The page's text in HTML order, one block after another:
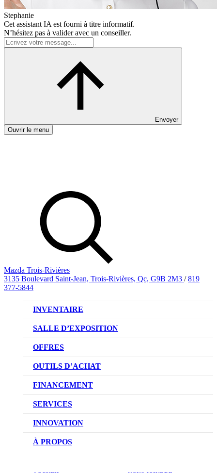
Stephanie
Cet assistant IA est fourni à titre informatif.
N’hésitez pas à valider avec un conseiller.
Envoyer
Ouvrir le menu
Mazda Trois-Rivières
3135 Boulevard Saint-Jean, Trois-Rivières, Qc, G9B 2M3 / 819
377-5844
INVENTAIRE
VÉHICULES NEUFS
VÉHICULES D’OCCASION
SALLE D’EXPOSITION
OFFRES
OFFRES DU CONCESSIONNAIRE
OUTILS D’ACHAT
CONFIGUREZ VOTRE VÉHICULE
RÉSERVEZ UN ESSAI ROUTIER
DEMANDEZ UN PRIX
FINANCEMENT
NOTRE DIFFÉRENCE
DEMANDE DE CRÉDIT AUTO
SERVICES
NOTRE PROMESSE
PRENDRE UN RENDEZ-VOUS
INNOVATION
TECHNOLOGIE SKYACTIV
À PROPOS